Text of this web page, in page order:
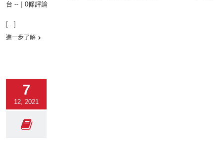
台 --
0條評論
[...]
進一步了解
7
12, 2021